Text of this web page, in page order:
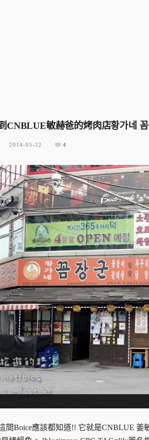
敏赫爸的烤肉店황가네
2014-05-22 4
間Boice應該都知道!! 它就是CNBLUE